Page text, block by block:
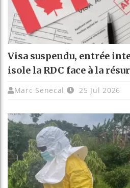
Visa suspendu, entrée
isole la RDC face à la
Marc Senecal 25 Jul 2026